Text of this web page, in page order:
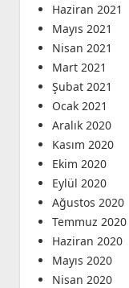
Haziran 2021
Mayıs 2021
Nisan 2021
Mart 2021
Şubat 2021
Ocak 2021
Aralık 2020
Kasım 2020
Ekim 2020
Eylül 2020
Ağustos 2020
Temmuz 2020
Haziran 2020
Mayıs 2020
Nisan 2020